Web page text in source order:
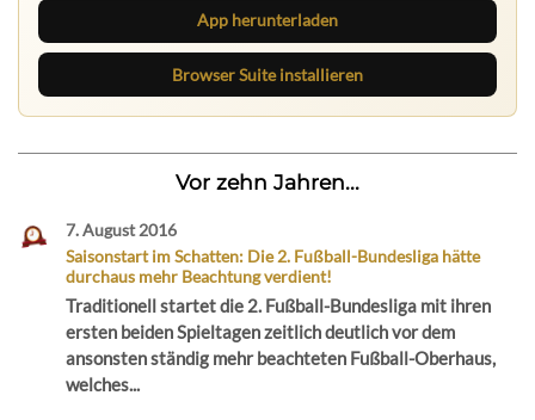
App herunterladen
Browser Suite installieren
Vor zehn Jahren...
7. August 2016
Saisonstart im Schatten: Die 2. Fußball-Bundesliga hätte
durchaus mehr Beachtung verdient!
Traditionell startet die 2. Fußball-Bundesliga mit ihren
ersten beiden Spieltagen zeitlich deutlich vor dem
ansonsten ständig mehr beachteten Fußball-Oberhaus,
welches...